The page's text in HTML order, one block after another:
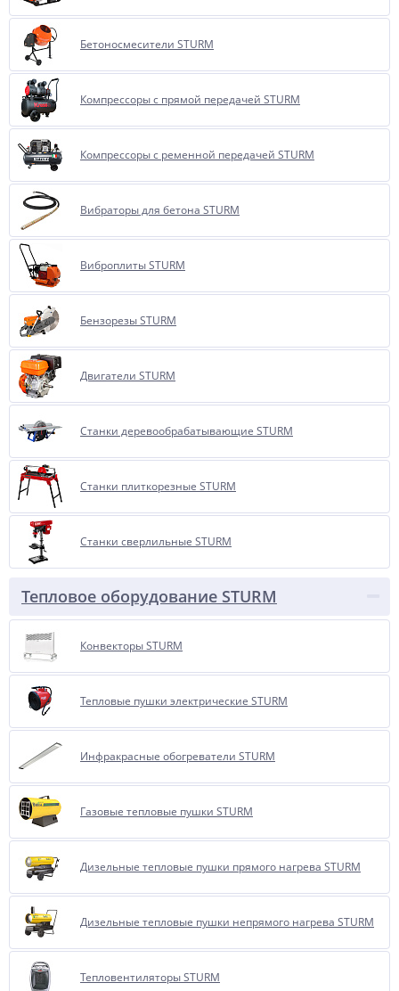
Бетоносмесители STURM
Компрессоры с прямой передачей STURM
Компрессоры с ременной передачей STURM
Вибраторы для бетона STURM
Виброплиты STURM
Бензорезы STURM
Двигатели STURM
Станки деревообрабатывающие STURM
Станки плиткорезные STURM
Станки сверлильные STURM
Тепловое оборудование STURM
Конвекторы STURM
Тепловые пушки электрические STURM
Инфракрасные обогреватели STURM
Газовые тепловые пушки STURM
Дизельные тепловые пушки прямого нагрева STURM
Дизельные тепловые пушки непрямого нагрева STURM
Тепловентиляторы STURM